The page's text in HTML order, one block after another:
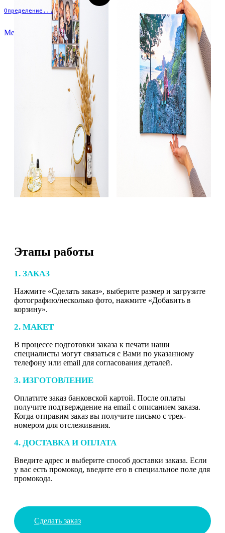
Определение...
Меню
Этапы работы
1. ЗАКАЗ
Нажмите «Сделать заказ», выберите размер и загрузите
фотографию/несколько фото, нажмите «Добавить в
корзину».
2. МАКЕТ
В процессе подготовки заказа к печати наши
специалисты могут связаться с Вами по указанному
телефону или email для согласования деталей.
3. ИЗГОТОВЛЕНИЕ
Оплатите заказ банковской картой. После оплаты
получите подтверждение на email с описанием заказа.
Когда отправим заказ вы получите письмо с трек-
номером для отслеживания.
4. ДОСТАВКА И ОПЛАТА
Введите адрес и выберите способ доставки заказа. Если
у вас есть промокод, введите его в специальное поле для
промокода.
Сделать заказ